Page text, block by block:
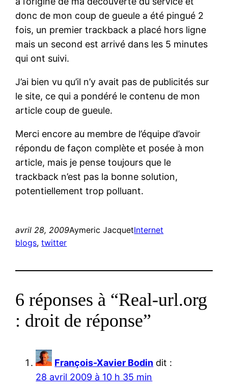
donc de mon coup de gueule a été pingué 2
fois, un premier trackback a placé hors ligne
mais un second est arrivé dans les 5 minutes
qui ont suivi.
J’ai bien vu qu’il n’y avait pas de publicités sur
le site, ce qui a pondéré le contenu de mon
article coup de gueule.
Merci encore au membre de l’équipe d’avoir
répondu de façon complète et posée à mon
article, mais je pense toujours que le
trackback n’est pas la bonne solution,
potentiellement trop polluant.
avril 28, 2009Aymeric JacquetInternet
blogs, twitter
6 réponses à “Real-url.org
: droit de réponse”
François-Xavier Bodin dit :
28 avril 2009 à 10 h 35 min